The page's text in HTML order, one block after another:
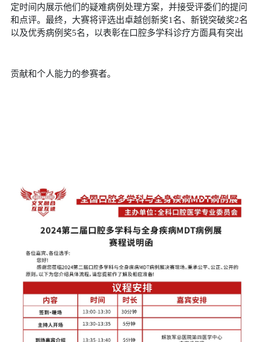
定时间内展示他们的疑难病例处理方案，并接受评委们的提问
和点评。最终，大赛将评选出卓越创新奖1 名、新锐突破奖2名
以及优秀病例奖5名，以表彰在口腔多学科诊疗方面具有突出
贡献和个人能力的参赛者。